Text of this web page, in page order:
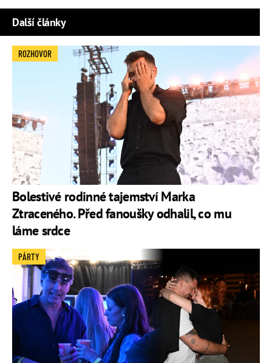
Další články
Bolestivé rodinné tajemství Marka
Ztraceného. Před fanoušky odhalil, co mu
láme srdce
ROZHOVOR
PÁRTY